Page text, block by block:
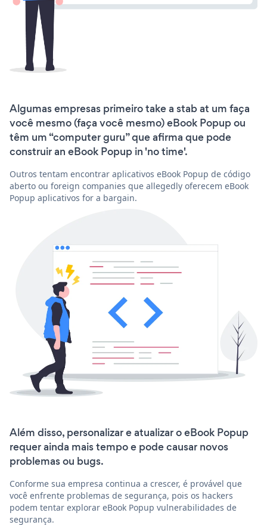
Algumas empresas primeiro take a stab at um faça
você mesmo (faça você mesmo) eBook Popup ou
têm um “computer guru” que afirma que pode
construir an eBook Popup in 'no time'.
Outros tentam encontrar aplicativos eBook Popup de código
aberto ou foreign companies que allegedly oferecem eBook
Popup aplicativos for a bargain.
Além disso, personalizar e atualizar o eBook Popup
requer ainda mais tempo e pode causar novos
problemas ou bugs.
Conforme sua empresa continua a crescer, é provável que
você enfrente problemas de segurança, pois os hackers
podem tentar explorar eBook Popup vulnerabilidades de
segurança.